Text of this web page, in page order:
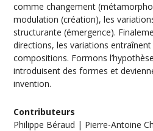
comme changement
modulation (création), les
structurante (émergence).
directions, les variations
compositions. Formons
introduisent des formes et
invention.
Contributeurs
Philippe Béraud | Pierre-Antoine